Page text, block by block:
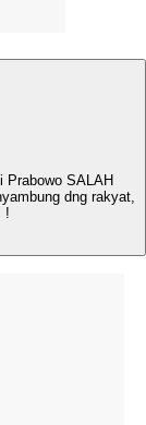
Prabowo SALAH
dng rakyat,
!